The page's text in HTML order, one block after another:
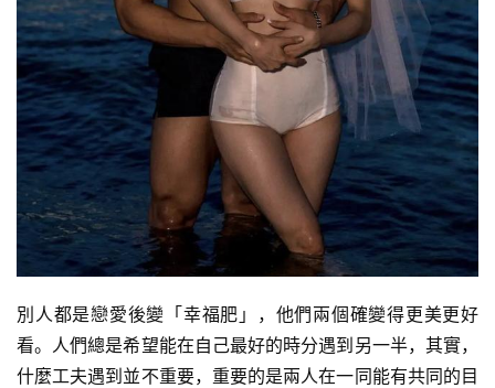
別人都是戀愛後變「幸福肥」，他們兩個確變得更美更好
看。人們總是希望能在自己最好的時分遇到另一半，其實，
什麼工夫遇到並不重要，重要的是兩人在一同能有共同的目